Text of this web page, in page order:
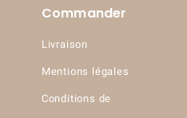
Commander
Livraison
Mentions légales
Conditions de